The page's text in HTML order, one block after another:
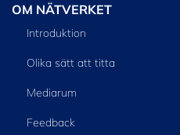
OM NÄTVERKET
Introduktion
Olika sätt att titta
Mediarum
Feedback